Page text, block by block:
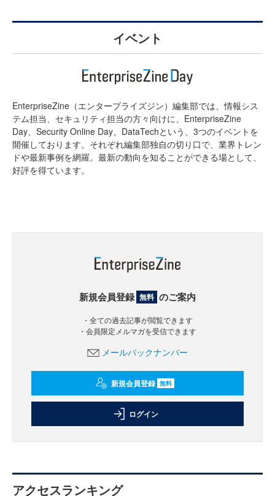
イベント
EnterpriseZine（エンタープライズジン）編集部では、情報シス
テム担当、セキュリティ担当の方々向けに、EnterpriseZine
Day、Security Online Day、DataTechという、3つのイベントを
開催しております。それぞれ編集部独自の切り口で、業界トレン
ドや最新事例を網羅。最新の動向を知ることができる場として、
好評を得ています。
新規会員登録 無料 のご案内
・全ての過去記事が閲覧できます
・会員限定メルマガを受信できます
メールバックナンバー
新規会員登録 無料
ログイン
アクセスランキング